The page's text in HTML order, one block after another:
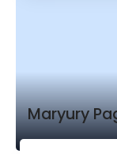
Maryury